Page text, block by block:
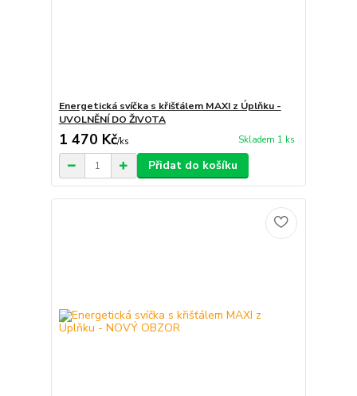
Energetická svíčka s křišťálem MAXI z Úplňku -
UVOLNĚNÍ DO ŽIVOTA
1 470 Kč/ks Skladem 1 ks
Přidat do košíku